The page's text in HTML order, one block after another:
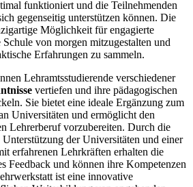
funktioniert und die Teilnehmenden
gegenseitig unterstützen können. Die
Möglichkeit für engagierte
von morgen mitzugestalten und
Erfahrungen zu sammeln.
Lehramtsstudierende verschiedener
vertiefen und ihre pädagogischen
Sie bietet eine ideale Ergänzung zum
Universitäten und ermöglicht den
Lehrerberuf vorzubereiten. Durch die
der Universitäten und einer
erfahrenen Lehrkräften erhalten die
Feedback und können ihre Kompetenzen
ist eine innovative